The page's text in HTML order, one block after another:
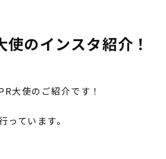
使のインスタ紹介！
大使のご紹介です！
ています。